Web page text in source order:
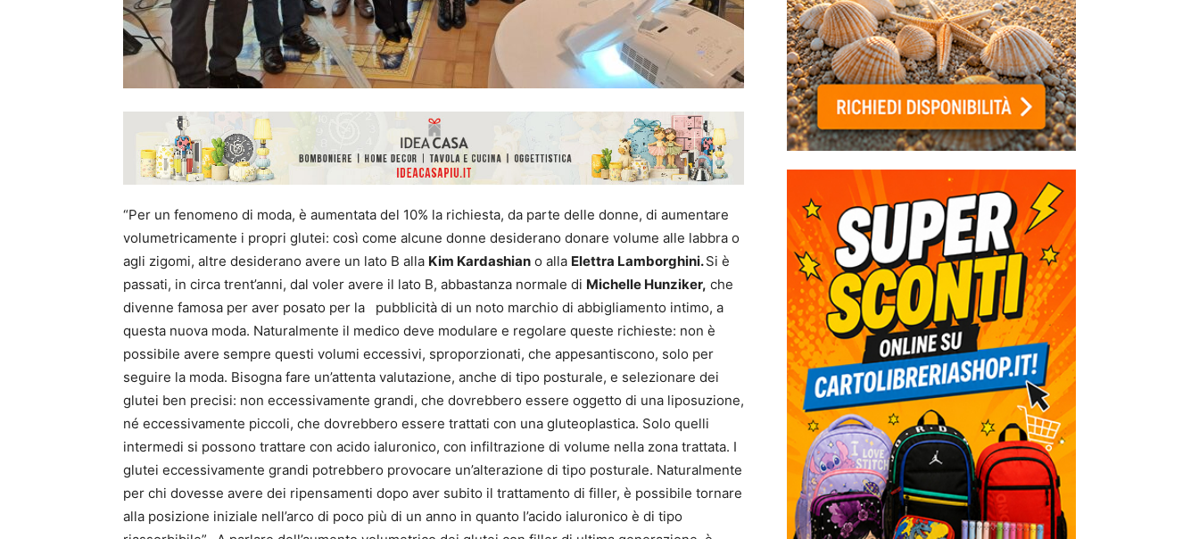
“Per un fenomeno di moda, è aumentata del 10% la richiesta, da parte delle donne, di aumentare
volumetricamente i propri glutei: così come alcune donne desiderano donare volume alle labbra o
agli zigomi, altre desiderano avere un lato B alla Kim Kardashian o alla Elettra Lamborghini.Si è
passati, in circa trent’anni, dal voler avere il lato B, abbastanza normale di Michelle Hunziker, che
divenne famosa per aver posato per la pubblicità di un noto marchio di abbigliamento intimo, a
questa nuova moda. Naturalmente il medico deve modulare e regolare queste richieste: non è
possibile avere sempre questi volumi eccessivi, sproporzionati, che appesantiscono, solo per
seguire la moda. Bisogna fare un’attenta valutazione, anche di tipo posturale, e selezionare dei
glutei ben precisi: non eccessivamente grandi, che dovrebbero essere oggetto di una liposuzione,
né eccessivamente piccoli, che dovrebbero essere trattati con una gluteoplastica. Solo quelli
intermedi si possono trattare con acido ialuronico, con infiltrazione di volume nella zona trattata. I
glutei eccessivamente grandi potrebbero provocare un’alterazione di tipo posturale. Naturalmente
per chi dovesse avere dei ripensamenti dopo aver subito il trattamento di filler, è possibile tornare
alla posizione iniziale nell’arco di poco più di un anno in quanto l’acido ialuronico è di tipo